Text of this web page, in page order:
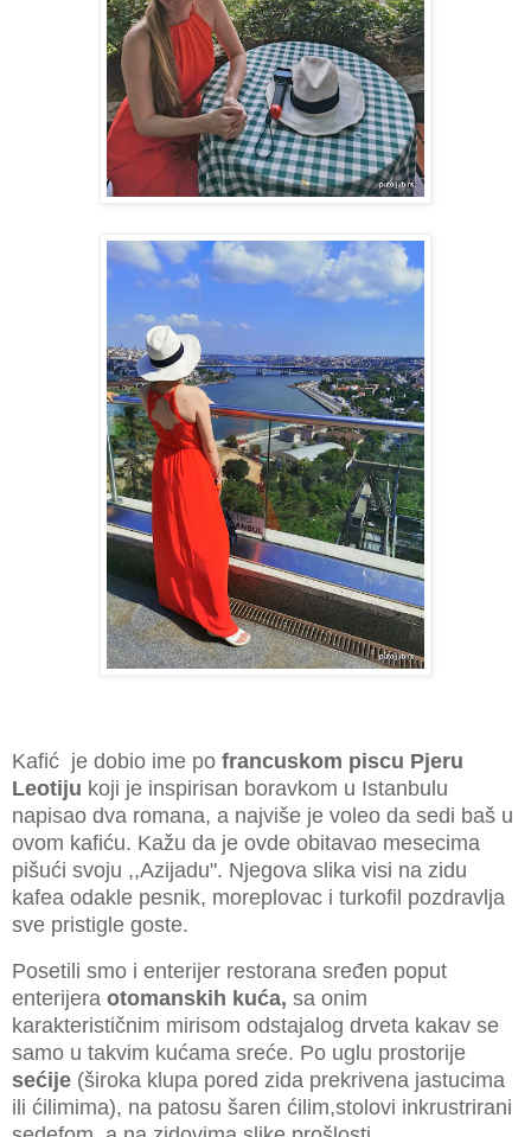
Kafić je dobio ime po francuskom piscu Pjeru
Leotiju koji je inspirisan boravkom u Istanbulu
napisao dva romana, a najviše je voleo da sedi baš u
ovom kafiću. Kažu da je ovde obitavao mesecima
pišući svoju ,,Azijadu". Njegova slika visi na zidu
kafea odakle pesnik, moreplovac i turkofil pozdravlja
sve pristigle goste.
Posetili smo i enterijer restorana sređen poput
enterijera otomanskih kuća, sa onim
karakterističnim mirisom odstajalog drveta kakav se
samo u takvim kućama sreće. Po uglu prostorije
sećije (široka klupa pored zida prekrivena jastucima
ili ćilimima), na patosu šaren ćilim,stolovi inkrustrirani